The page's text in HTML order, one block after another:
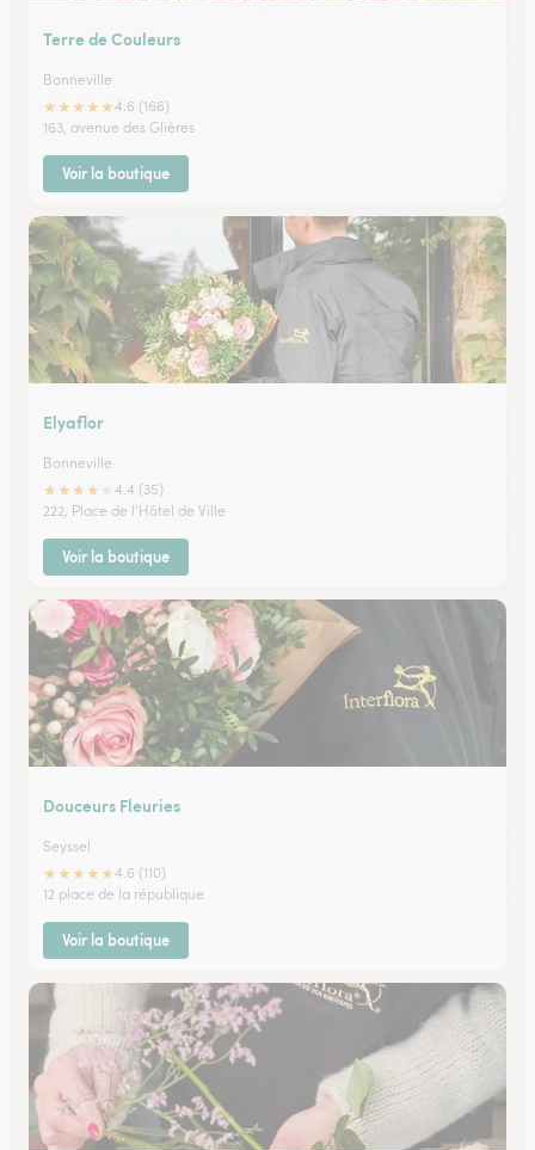
Terre de Couleurs
Bonneville
★★★★★4.6 (166)
163, avenue des Glières
Voir la boutique
Elyaflor
Bonneville
★★★★
4.4 (35)
222, Place de l'Hôtel de Ville
Voir la boutique
Douceurs Fleuries
Seyssel
★★★★★4.6 (110)
12 place de la république
Voir la boutique